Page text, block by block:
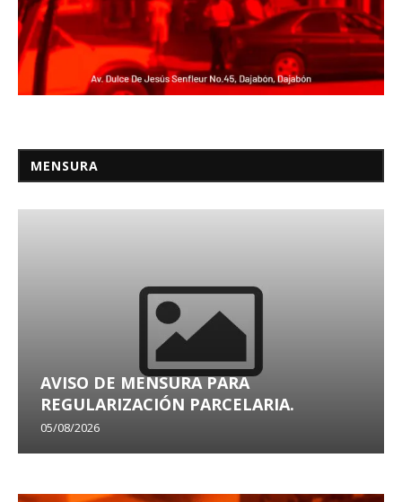
MENSURA
AVISO DE MENSURA PARA
REGULARIZACIÓN PARCELARIA.
05/08/2026